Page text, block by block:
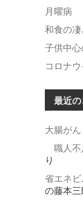
月曜病
和食の凄
子供中
コロナ
最近
大腸がん
職人不
り
省エネ
の藤本三